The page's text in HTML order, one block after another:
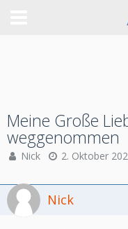
Meine Große
weggenommen
Nick 2. Oktober
Nick